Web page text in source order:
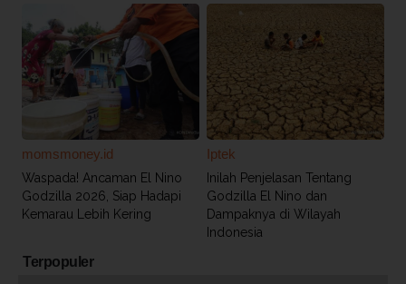
momsmoney.id
Waspada! Ancaman El Nino
Godzilla 2026, Siap Hadapi
Kemarau Lebih Kering
Iptek
Inilah Penjelasan Tentang
Godzilla El Nino dan
Dampaknya di Wilayah
Indonesia
Terpopuler